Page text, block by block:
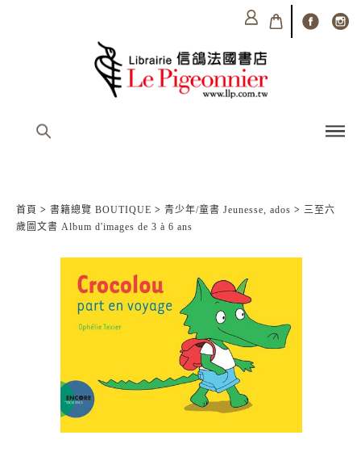
首頁 > 書籍總覽 BOUTIQUE > 青少年/童書 Jeunesse, ados > 三至六
歲圖文書 Album d'images de 3 à 6 ans